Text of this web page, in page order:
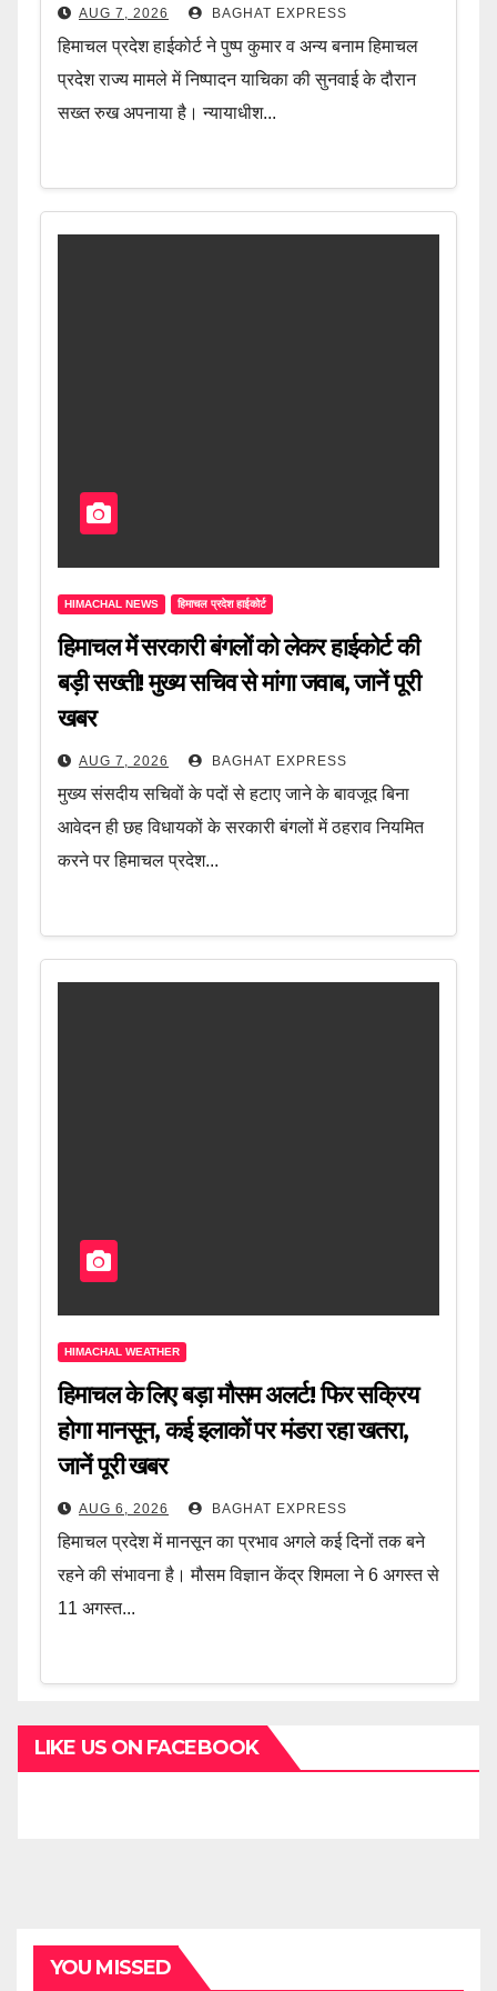
AUG 7, 2026 BAGHAT EXPRESS
हिमाचल प्रदेश हाईकोर्ट ने पुष्प कुमार व अन्य बनाम हिमाचल
प्रदेश राज्य मामले में निष्पादन याचिका की सुनवाई के दौरान
सख्त रुख अपनाया है। न्यायाधीश...
HIMACHAL NEWS हिमाचल प्रदेश हाईकोर्ट
हिमाचल में सरकारी बंगलों को लेकर हाईकोर्ट की
बड़ी सख्ती! मुख्य सचिव से मांगा जवाब, जानें पूरी
खबर
AUG 7, 2026 BAGHAT EXPRESS
मुख्य संसदीय सचिवों के पदों से हटाए जाने के बावजूद बिना
आवेदन ही छह विधायकों के सरकारी बंगलों में ठहराव नियमित
करने पर हिमाचल प्रदेश...
HIMACHAL WEATHER
हिमाचल के लिए बड़ा मौसम अलर्ट! फिर सक्रिय
होगा मानसून, कई इलाकों पर मंडरा रहा खतरा,
जानें पूरी खबर
AUG 6, 2026 BAGHAT EXPRESS
हिमाचल प्रदेश में मानसून का प्रभाव अगले कई दिनों तक बने
रहने की संभावना है। मौसम विज्ञान केंद्र शिमला ने 6 अगस्त से
11 अगस्त...
LIKE US ON FACEBOOK
YOU MISSED